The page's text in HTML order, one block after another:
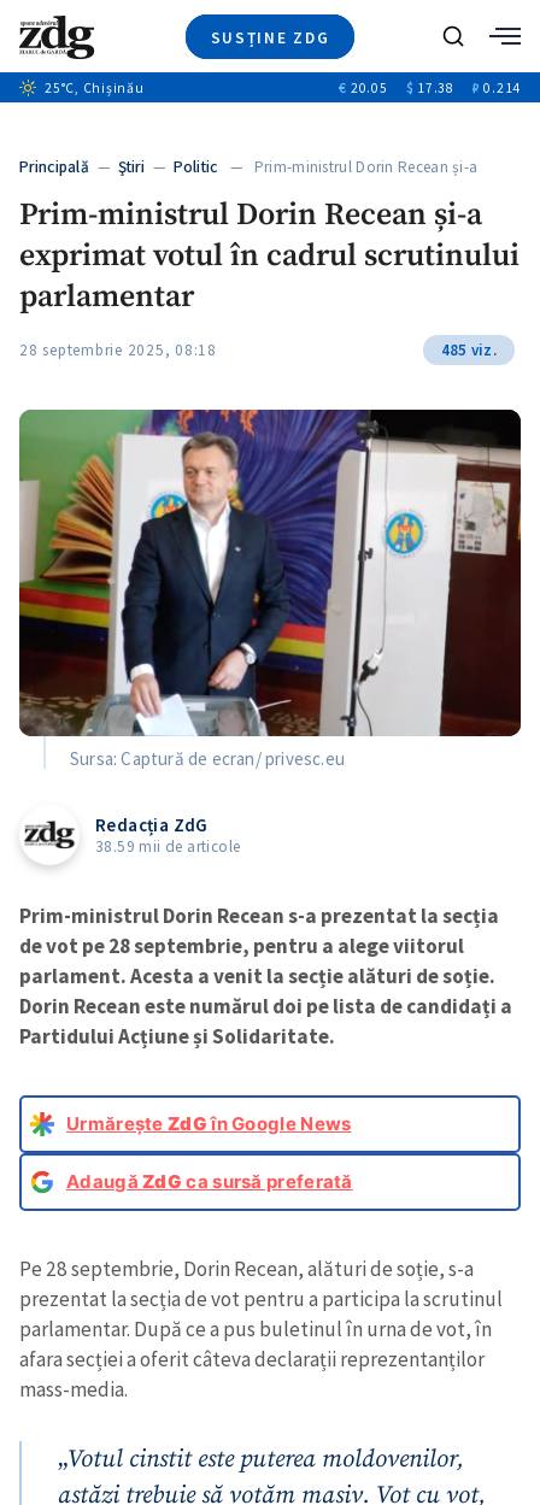
SUSȚINE ZDG
Ştiri
+12
Video
Special
Blog
Caută
25°C, Chișinău € 20.05 $ 17.38 ₽ 0.214
Principală — Ştiri — Politic — Prim-ministrul Dorin Recean și-a
Prim-ministrul Dorin Recean și-a
exprimat votul în cadrul scrutinului
parlamentar
28 septembrie 2025, 08:18 485 viz.
Sursa: Captură de ecran/ privesc.eu
Redacția ZdG
38.59 mii de articole
Prim-ministrul Dorin Recean s-a prezentat la secția
de vot pe 28 septembrie, pentru a alege viitorul
parlament. Acesta a venit la secție alături de soție.
Dorin Recean este numărul doi pe lista de candidați a
Partidului Acțiune și Solidaritate.
Urmărește ZdGîn Google News
AdaugăZdG ca sursă preferată
Pe 28 septembrie, Dorin Recean, alături de soție, s-a
prezentat la secția de vot pentru a participa la scrutinul
parlamentar. După ce a pus buletinul în urna de vot, în
afara secției a oferit câteva declarații reprezentanților
mass-media.
„Votul cinstit este puterea moldovenilor,
astăzi trebuie să votăm masiv. Vot cu vot,